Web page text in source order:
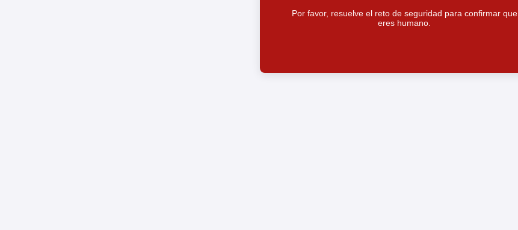
Por favor, resuelve el reto de seguridad para confirmar que
eres humano.